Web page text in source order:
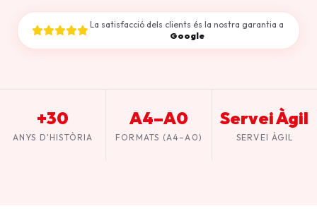
La satisfacció dels clients és la nostra garantia a
Google
+30
ANYS D'HISTÒRIA
A4–A0
FORMATS (A4–A0)
Servei Àgil
SERVEI ÀGIL